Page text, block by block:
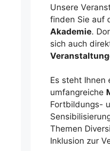
Unsere
finden Sie auf
Akademie.
sich auch
Es steht Ihnen
umfangreiche
Fortbildungs-
Themen
Inklusion zur